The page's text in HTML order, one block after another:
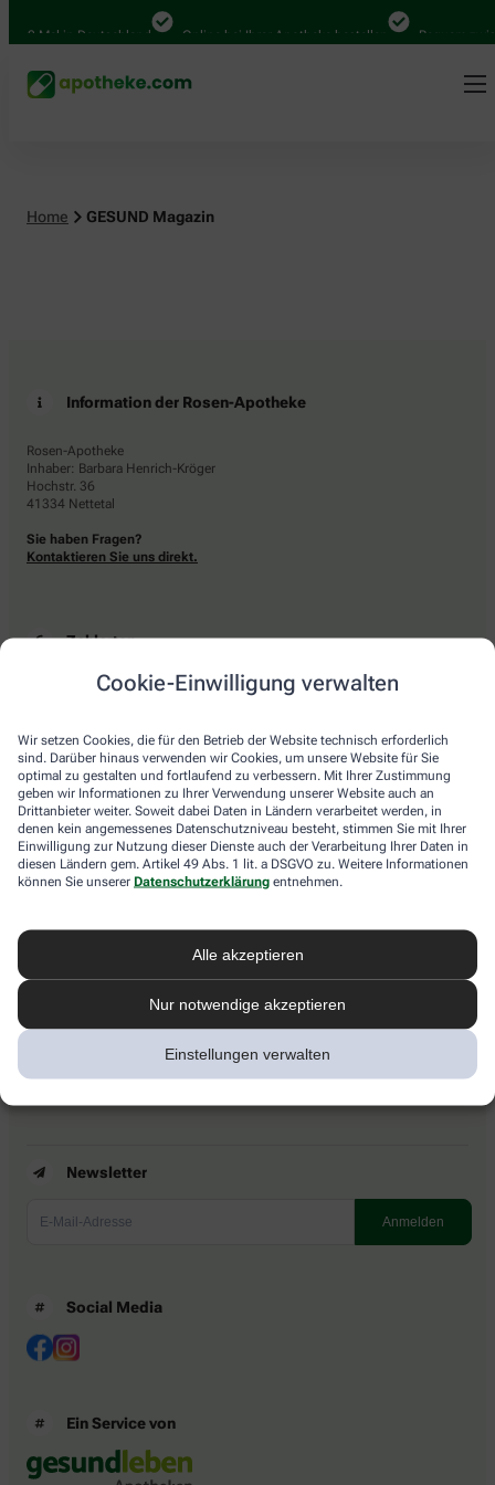
Cookie-Einwilligung verwalten
Wir setzen Cookies, die für den Betrieb der Website technisch erforderlich
sind. Darüber hinaus verwenden wir Cookies, um unsere Website für Sie
optimal zu gestalten und fortlaufend zu verbessern. Mit Ihrer Zustimmung
geben wir Informationen zu Ihrer Verwendung unserer Website auch an
Drittanbieter weiter. Soweit dabei Daten in Ländern verarbeitet werden, in
denen kein angemessenes Datenschutzniveau besteht, stimmen Sie mit Ihrer
Einwilligung zur Nutzung dieser Dienste auch der Verarbeitung Ihrer Daten in
diesen Ländern gem. Artikel 49 Abs. 1 lit. a DSGVO zu. Weitere Informationen
können Sie unserer Datenschutzerklärung entnehmen.
Alle akzeptieren
Nur notwendige akzeptieren
Einstellungen verwalten
Mal in Deutschland Online bei Ihrer Apotheke bestellen Bequem
Home GESUND Magazin
Information der Rosen-Apotheke
Rosen-Apotheke
Inhaber: Barbara Henrich-Kröger
Hochstr. 36
41334 Nettetal
Sie haben Fragen?
Kontaktieren Sie uns direkt.
Zahlarten
Bar oder mit einer anderen akzeptierten Zahlungsart Ihrer Apotheke vor Ort.
Lieferarten
Abholung in der Apotheke
Botendienstlieferung
apotheke.com Informationen
Newsletter
Barrierefreiheitserklärung
Newsletter
Social Media
Ein Service von